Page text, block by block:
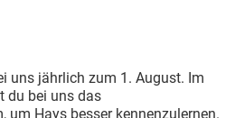
uns jährlich zum 1. August. Im
du bei uns das
um Hays besser kennenzulernen.